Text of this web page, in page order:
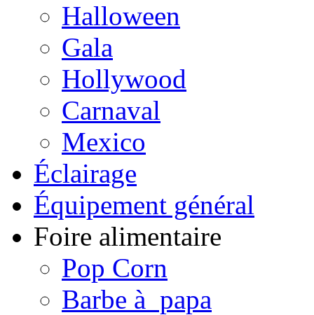
Halloween
Gala
Hollywood
Carnaval
Mexico
Éclairage
Équipement général
Foire alimentaire
Pop Corn
Barbe à papa